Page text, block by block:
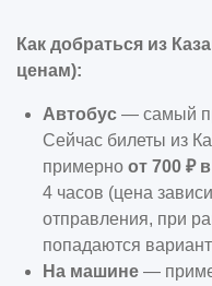
Как добраться из
ценам):
Автобус — самый
Сейчас билеты из
примерно от 700 ₽
4 часов (цена
отправления, при
попадаются
На машине —